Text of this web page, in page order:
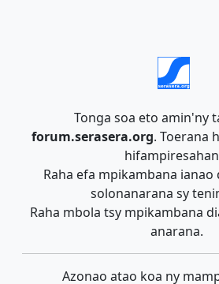
Tonga soa eto amin'ny
forum.serasera.org. Toerana
Raha efa mpikambana
solonanarana sy
Raha mbola tsy mpikambana
anarana.
Azonao atao koa ny